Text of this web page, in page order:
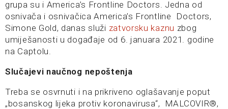
grupa su i America’s Frontline Doctors. Jedna od
osnivača i osnivačica America’s Frontline Doctors,
Simone Gold, danas služi zatvorsku kaznu zbog
umiješanosti u događaje od 6. januara 2021. godine
na Captolu.
Slučajevi naučnog nepoštenja
Treba se osvrnuti i na prikriveno oglašavanje poput
„bosanskog lijeka protiv koronavirusa“, MALCOVIR®,